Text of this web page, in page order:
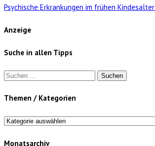
Psychische Erkrankungen im frühen Kindesalter
Anzeige
Suche in allen Tipps
Suchen
Themen / Kategorien
Themen
Monatsarchiv